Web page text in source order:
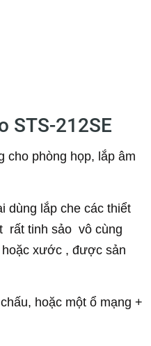
STS-212SE
cho phòng họp, lắp âm
dùng lắp che các thiểt
rất tinh sảo vô cùng
hoặc xước , được sản
hoặc một ổ mạng +